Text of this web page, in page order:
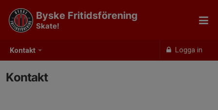
Kontakt Logga in
Byske Fritidsförening
Skate!
Kontakt